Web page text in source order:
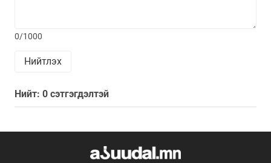
0/1000
Нийтлэх
Нийт: 0 сэтгэгдэлтэй